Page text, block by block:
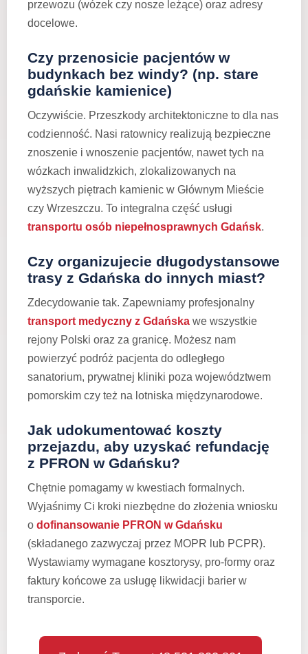
przewozu (wózek czy nosze leżące) oraz adresy
docelowe.
Czy przenosicie pacjentów w
budynkach bez windy? (np. stare
gdańskie kamienice)
Oczywiście. Przeszkody architektoniczne to dla nas
codzienność. Nasi ratownicy realizują bezpieczne
znoszenie i wnoszenie pacjentów, nawet tych na
wózkach inwalidzkich, zlokalizowanych na
wyższych piętrach kamienic w Głównym Mieście
czy Wrzeszczu. To integralna część usługi
transportu osób niepełnosprawnych Gdańsk.
Czy organizujecie długodystansowe
trasy z Gdańska do innych miast?
Zdecydowanie tak. Zapewniamy profesjonalny
transport medyczny z Gdańska we wszystkie
rejony Polski oraz za granicę. Możesz nam
powierzyć podróż pacjenta do odległego
sanatorium, prywatnej kliniki poza województwem
pomorskim czy też na lotniska międzynarodowe.
Jak udokumentować koszty
przejazdu, aby uzyskać refundację
z PFRON w Gdańsku?
Chętnie pomagamy w kwestiach formalnych.
Wyjaśnimy Ci kroki niezbędne do złożenia wniosku
o dofinansowanie PFRON w Gdańsku
(składanego zazwyczaj przez MOPR lub PCPR).
Wystawiamy wymagane kosztorysy, pro-formy oraz
faktury końcowe za usługę likwidacji barier w
transporcie.